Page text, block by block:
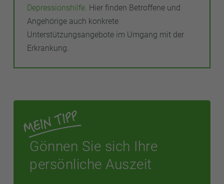
Depressionshilfe. Hier finden Betroffene und
Angehörige auch konkrete
Unterstützungsangebote im Umgang mit der
Erkrankung.
Gönnen Sie sich Ihre
persönliche Auszeit